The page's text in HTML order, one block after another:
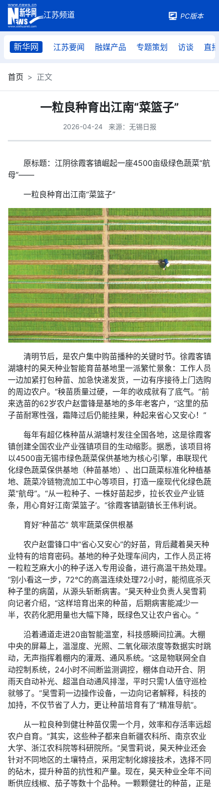
PC版本
新华网 江苏要闻 融媒产品 专题策划 访谈 直播
首页 正文
一粒良种育出江南“菜篮子”
2026-04-24 来源：无锡日报
原标题：江阴徐霞客镇崛起一座4500亩级绿色蔬菜“航
母”——
一粒良种育出江南“菜篮子”
清明节后，是农户集中购苗播种的关键时节。徐霞客镇
湖塘村的昊天种业智能育苗基地里一派繁忙景象：工作人员
一边加紧打包种苗、加急快递发货，一边有序接待上门选购
的周边农户。“秧苗质量过硬，一年的收成就有了底气。”前
来选苗的62岁农户赵雷锋是基地的多年老客户，“这里的茄
子苗耐寒性强，霜降过后仍能挂果，种起来省心又安心！”
每年有超亿株种苗从湖塘村发往全国各地，这是徐霞客
镇创建全国农业产业强镇项目的生动缩影。据悉，该项目将
以4500亩无锡市绿色蔬菜保供基地为核心引擎，串联现代
化绿色蔬菜保供基地（种苗基地）、出口蔬菜标准化种植基
地、蔬菜冷链物流加工中心等项目，打造一座现代化绿色蔬
菜“航母”。“从一粒种子、一株好苗起步，拉长农业产业链
条，用心育好江南‘菜篮子’。”徐霞客镇副镇长王伟利说。
育好“种苗芯” 筑牢蔬菜保供根基
农户赵雷锋口中“省心又安心”的好苗，背后藏着昊天种
业特有的培育密码。基地的种子处理车间内，工作人员正将
一粒粒芝麻大小的种子送入专用设备，进行高温干热处理。
“别小看这一步，72℃的高温连续处理72小时，能彻底杀灭
种子里的病菌，从源头斩断病害。”昊天种业负责人吴雪莉
向记者介绍，“这样培育出来的种苗，后期病害能减少一
半，农药化肥用量也大幅下降，既绿色又让农户省心。”
沿着通道走进20亩智能温室，科技感瞬间拉满。大棚
中央的屏幕上，温湿度、光照、二氧化碳浓度等数据实时跳
动，无声指挥着棚内的灌溉、通风系统。“这是物联网全自
动控制系统，24小时不间断监测调控，棚体自动开合、阴
雨天自动补光、超温自动通风排湿，平时只需1人值守巡检
就够了。”吴雪莉一边操作设备，一边向记者解释，科技的
加持，不仅节省了人力，更让种苗培育有了“精准导航”。
从一粒良种到健壮种苗仅需一个月，效率和存活率远超
农户自育。“其实，这些种子都来自新疆农科所、南京农业
大学、浙江农科院等科研院所。”吴雪莉说，昊天种业还会
针对不同地区的土壤特点，采用定制化嫁接技术，选择不同
的砧木，提升种苗的抗性和产量。现在，昊天种业全年不间
断供应线椒、茄子等数十个品种。一颗颗健壮的种苗，正是